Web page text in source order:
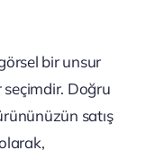
bir unsur
Doğru
satış